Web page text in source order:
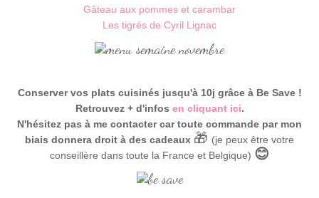
Gâteau aux pommes et carambar
Les tigrés de Cyril Lignac
Conserver vos plats cuisinés jusqu'à 10j grâce à Be Save !
Retrouvez + d'infos en cliquant ici.
N'hésitez pas à me contacter car toute commande par mon
biais donnera droit à des cadeaux 🎁 (je peux être votre
conseillère dans toute la France et Belgique) 😊